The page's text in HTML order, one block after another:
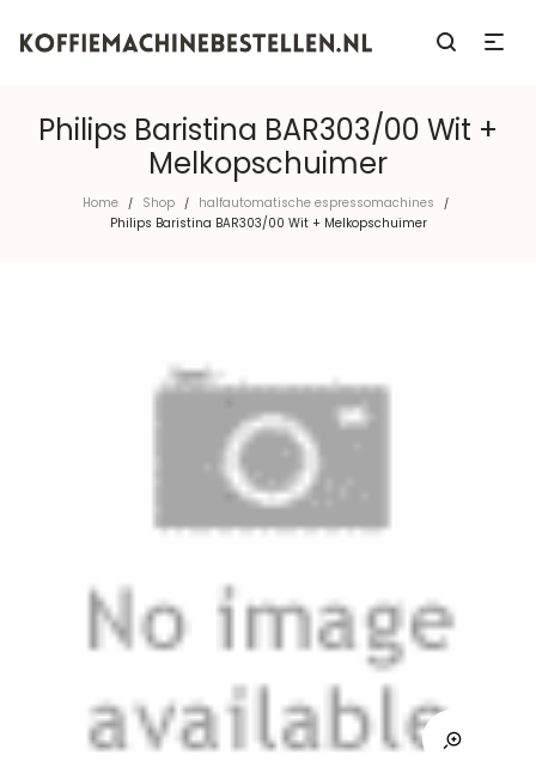
Philips Baristina BAR303/00 Wit +
Melkopschuimer
Home / Shop / halfautomatische espressomachines /
Philips Baristina BAR303/00 Wit + Melkopschuimer